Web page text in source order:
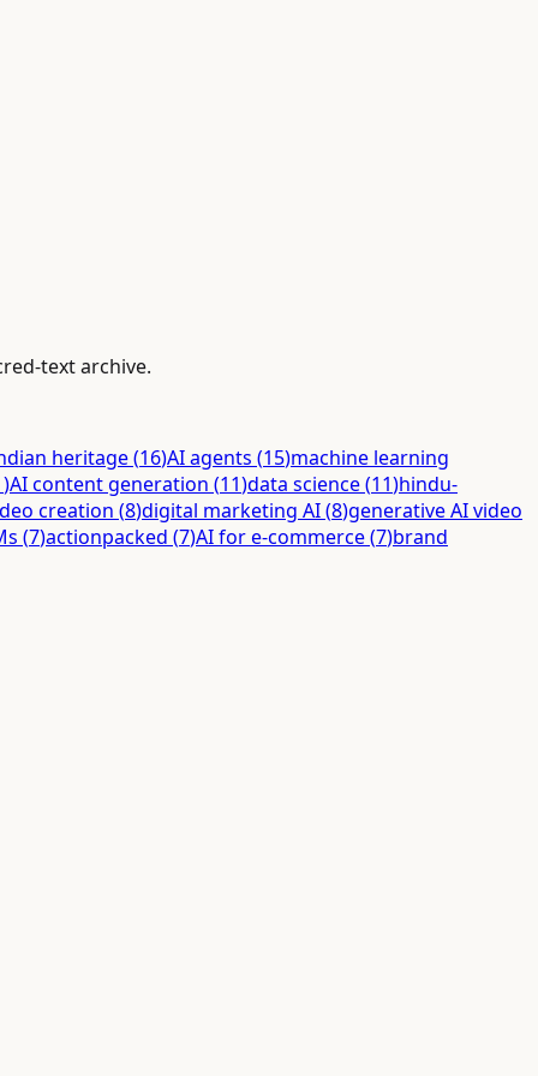
text archive.
heritage(16)AI agents (15)machine learning
)AI content generation (11)data science(11)hindu-
creation (8)digital marketing AI(8)generative AI video
(7)actionpacked (7)AI for e-commerce(7)brand